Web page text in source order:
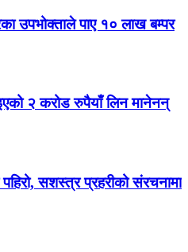
उपभोक्ताले पाए १० लाख बम्पर
२ करोड रुपैयाँ लिन मानेनन्
पहिरो, सशस्त्र प्रहरीको संरचनामा